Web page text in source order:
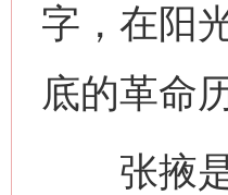
字，在阳
底的革命
张掖是